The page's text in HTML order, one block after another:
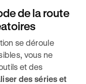
de la route
se déroule
vous ne
et des
des séries et